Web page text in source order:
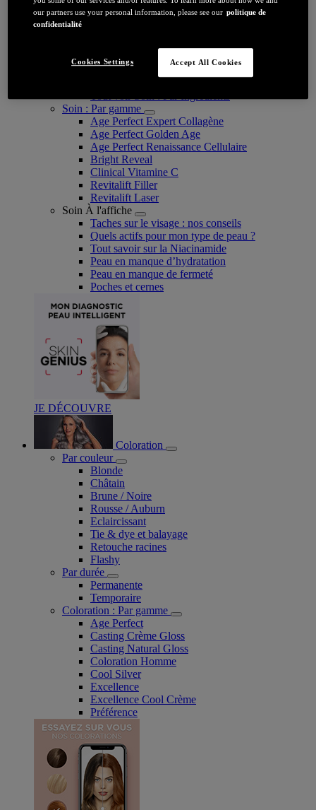
Glass skin
Soin : Par Ingredients
Niacinamide
Vitamine C
Soin : Par gamme
Age Perfect Expert Collagène
Age Perfect Golden Age
Age Perfect Renaissance Cellulaire
Bright Reveal
Clinical Vitamine C
Revitalift Filler
Revitalift Laser
Soin À l'affiche
Taches sur le visage : nos conseils
Quels actifs pour mon type de peau ?
Tout savoir sur la Niacinamide​
Peau en manque d’hydratation
Peau en manque de fermeté
Poches et cernes
JE DÉCOUVRE
Coloration
Par couleur
Blonde
Châtain
Brune / Noire
Rousse / Auburn
Eclaircissant
Tie & dye et balayage
Retouche racines
Flashy
Par durée
Permanente
Temporaire
Coloration : Par gamme
Age Perfect
Casting Crème Gloss
Casting Natural Gloss
Coloration Homme
Cool Silver
Excellence
Excellence Cool Crème
Préférence
our partners use your personal information, please see our politique de
confidentialité
Cookies Settings Accept All Cookies